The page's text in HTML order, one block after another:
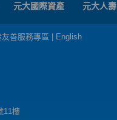
元大國際資產 元大人壽
友善服務專區
English
11樓